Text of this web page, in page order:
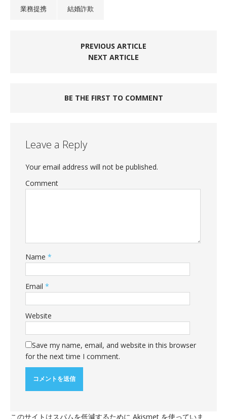
業務提携 結婚詐欺
PREVIOUS ARTICLE
NEXT ARTICLE
BE THE FIRST TO COMMENT
Leave a Reply
Your email address will not be published.
Comment
Name *
Email *
Website
Save my name, email, and website in this browser
for the next time I comment.
このサイトはスパムを低減するために Akismet を使っていま